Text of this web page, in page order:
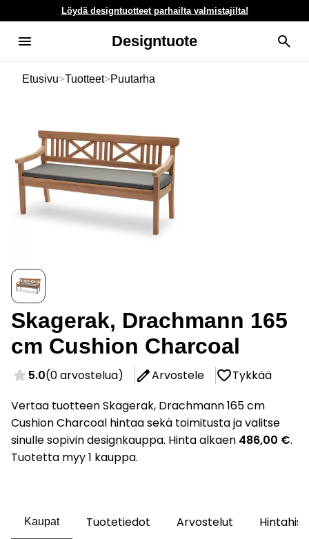
Löydä designtuotteet parhailta valmistajilta!
Designtuote
Etusivu>Tuotteet>Puutarha
Skagerak, Drachmann 165
cm Cushion Charcoal
5.0(0 arvostelua) Arvostele
Tykkää
Vertaa tuotteen Skagerak, Drachmann 165 cm
Cushion Charcoal hintaa sekä toimitusta ja valitse
sinulle sopivin designkauppa. Hinta alkaen 486,00 €.
Tuotetta myy 1 kauppa.
Kaupat Tuotetiedot Arvostelut